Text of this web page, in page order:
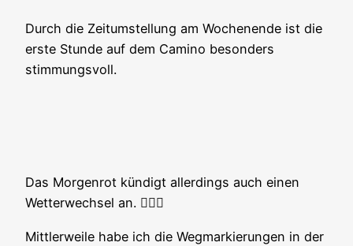
Durch die Zeitumstellung am Wochenende ist die
erste Stunde auf dem Camino besonders
stimmungsvoll.
Das Morgenrot kündigt allerdings auch einen
Wetterwechsel an. 🤷🏻‍♂️
Mittlerweile habe ich die Wegmarkierungen in der